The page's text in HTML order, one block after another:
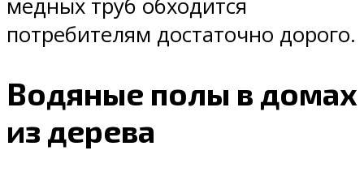
медных труб обходится
потребителям достаточно дорого.
Водяные полы в домах
из дерева